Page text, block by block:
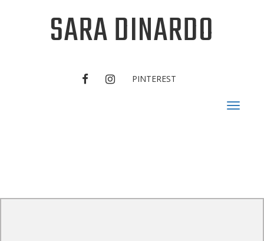
SARA DINARDO
FACEBOOKINSTAGRAM
PINTEREST
Toggle